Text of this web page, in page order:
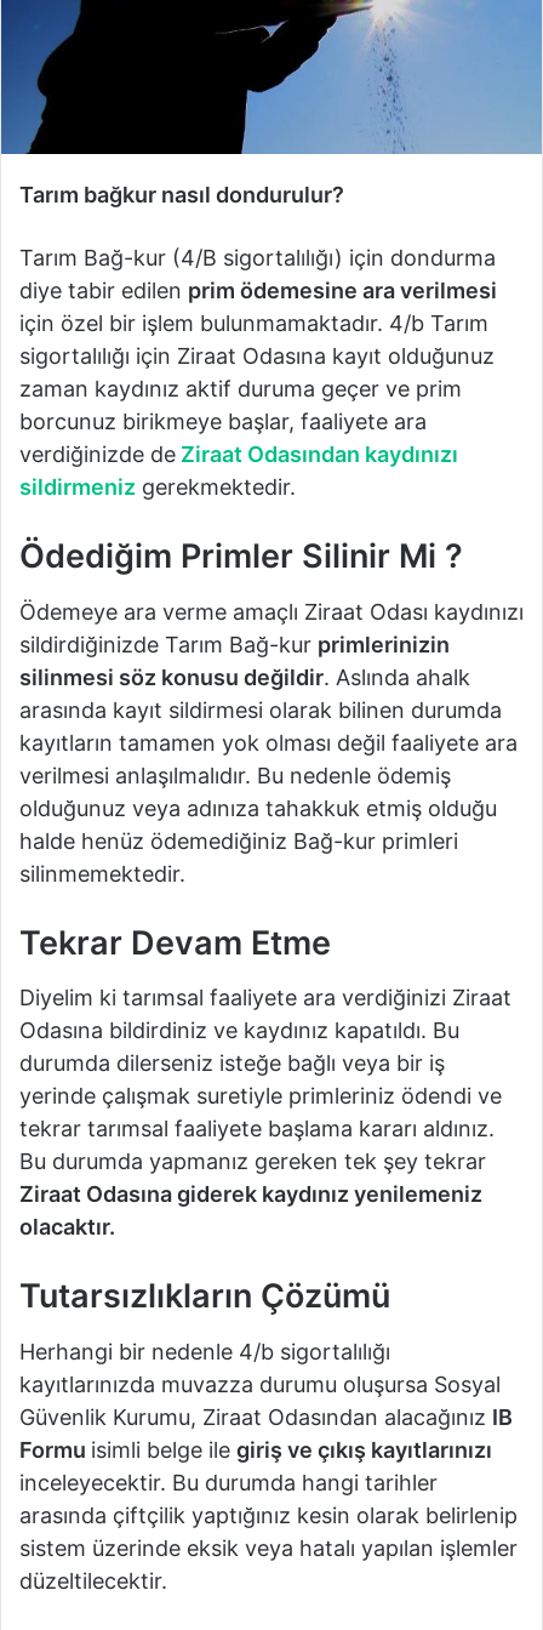
Tarım bağkur nasıl dondurulur?
Tarım Bağ-kur (4/B sigortalılığı) için dondurma
diye tabir edilen prim ödemesine ara verilmesi
için özel bir işlem bulunmamaktadır. 4/b Tarım
sigortalılığı için Ziraat Odasına kayıt olduğunuz
zaman kaydınız aktif duruma geçer ve prim
borcunuz birikmeye başlar, faaliyete ara
verdiğinizde de Ziraat Odasından kaydınızı
sildirmeniz gerekmektedir.
Ödediğim Primler Silinir Mi ?
Ödemeye ara verme amaçlı Ziraat Odası kaydınızı
sildirdiğinizde Tarım Bağ-kur primlerinizin
silinmesi söz konusu değildir. Aslında ahalk
arasında kayıt sildirmesi olarak bilinen durumda
kayıtların tamamen yok olması değil faaliyete ara
verilmesi anlaşılmalıdır. Bu nedenle ödemiş
olduğunuz veya adınıza tahakkuk etmiş olduğu
halde henüz ödemediğiniz Bağ-kur primleri
silinmemektedir.
Tekrar Devam Etme
Diyelim ki tarımsal faaliyete ara verdiğinizi Ziraat
Odasına bildirdiniz ve kaydınız kapatıldı. Bu
durumda dilerseniz isteğe bağlı veya bir iş
yerinde çalışmak suretiyle primleriniz ödendi ve
tekrar tarımsal faaliyete başlama kararı aldınız.
Bu durumda yapmanız gereken tek şey tekrar
Ziraat Odasına giderek kaydınız yenilemeniz
olacaktır.
Tutarsızlıkların Çözümü
Herhangi bir nedenle 4/b sigortalılığı
kayıtlarınızda muvazza durumu oluşursa Sosyal
Güvenlik Kurumu, Ziraat Odasından alacağınız IB
Formu isimli belge ile giriş ve çıkış kayıtlarınızı
inceleyecektir. Bu durumda hangi tarihler
arasında çiftçilik yaptığınız kesin olarak belirlenip
sistem üzerinde eksik veya hatalı yapılan işlemler
düzeltilecektir.